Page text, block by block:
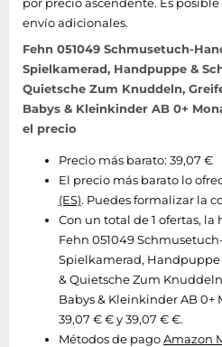
envío adicionales.
Fehn 051049 Schmusetuch-
Spielkamerad, Handpuppe &
Quietsche Zum Knuddeln,
Babys & Kleinkinder AB 0+
el precio
Precio más barato: 39,07 €
El precio más barato lo
(ES). Puedes formalizar la
Con un total de 1 ofertas,
Fehn 051049
Spielkamerad,
& Quietsche Zum
Babys & Kleinkinder AB 0+
39,07 € € y 39,07 € €.
Métodos de pagoAmazon